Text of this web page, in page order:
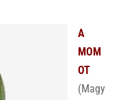
A
MOM
OT
(Magy